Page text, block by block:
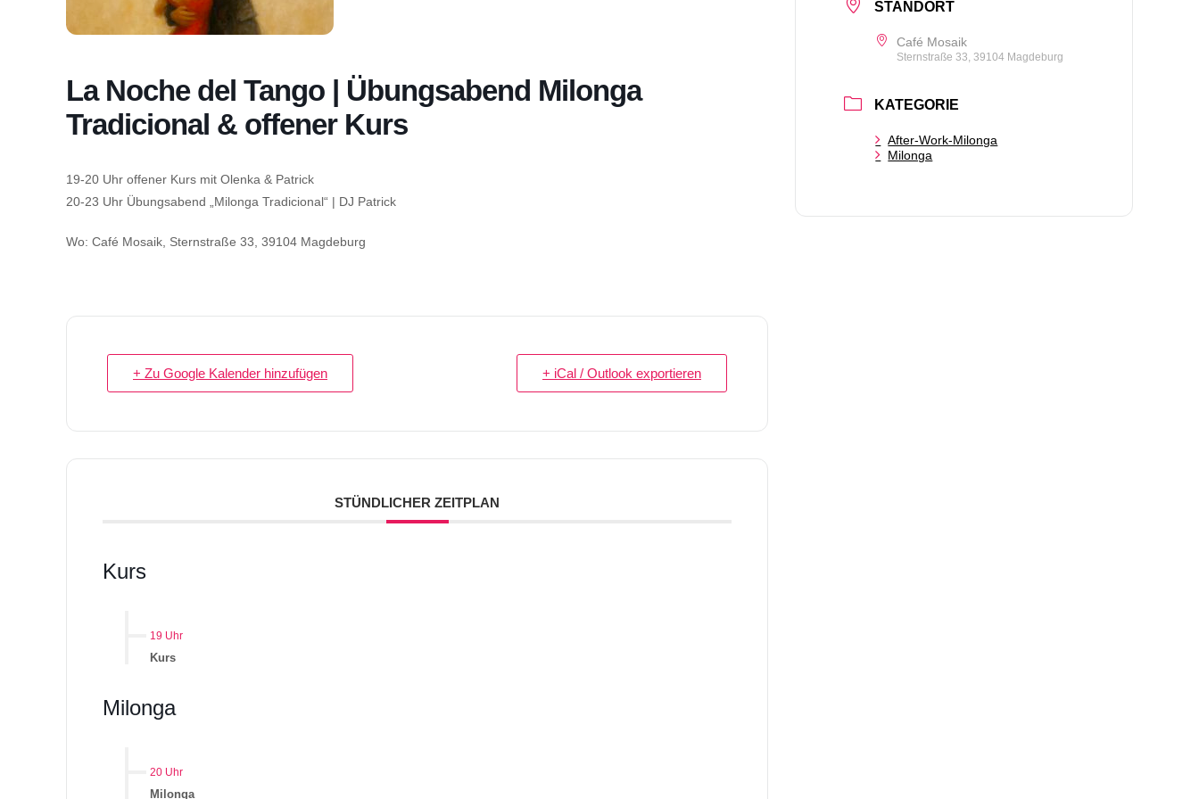
La Noche del Tango | Übungsabend Milonga
Tradicional & offener Kurs
19-20 Uhr offener Kurs mit Olenka & Patrick
20-23 Uhr Übungsabend „Milonga Tradicional“ | DJ Patrick
Wo: Café Mosaik, Sternstraße 33, 39104 Magdeburg
+ Zu Google Kalender hinzufügen + iCal / Outlook exportieren
STÜNDLICHER ZEITPLAN
Kurs
19 Uhr
Kurs
Milonga
20 Uhr
Milonga
STANDORT
Café Mosaik
Sternstraße 33, 39104 Magdeburg
KATEGORIE
After-Work-Milonga
Milonga